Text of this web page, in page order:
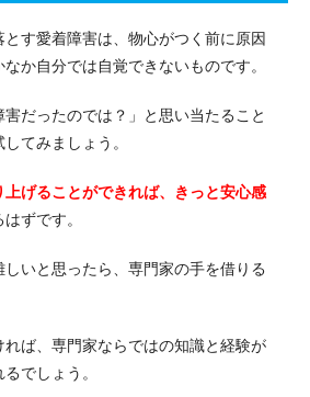
す愛着障害は、物心がつく前に原因
か自分では自覚できないものです。
害だったのでは？」と思い当たること
てみましょう。
げることができれば、きっと安心感
ずです。
いと思ったら、専門家の手を借りる
ば、専門家ならではの知識と経験が
でしょう。